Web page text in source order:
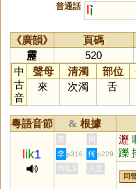
普通話
l
《廣韻》 頁碼
靂
520
中
古
音
聲母 清濁 部位
來
次濁 舌
粵語音節 & 根據
ik1
黃 周 瀝
躒
李 p316 何 p229
HKLS 人文
同